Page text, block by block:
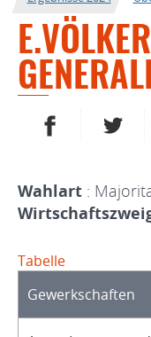
AUF
Wahlart :
Tabelle
Gewerkschaften